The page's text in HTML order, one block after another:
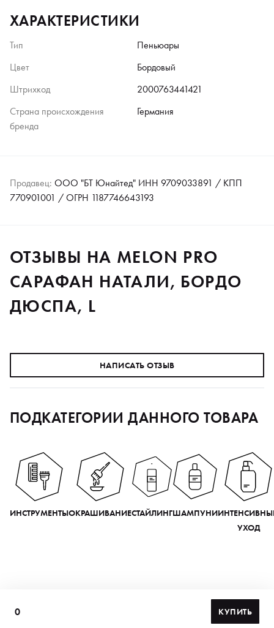
ХАРАКТЕРИСТИКИ
Тип
Пеньюары
Цвет
Бордовый
Штрихкод
2000763441421
Страна происхождения
бренда
Германия
Продавец: ООО "БТ Юнайтед" ИНН 9709033891 / КПП
770901001 / ОГРН 1187746643193
ОТЗЫВЫ НА MELON PRO
САРАФАН НАТАЛИ, БОРДО
ДЮСПА, L
НАПИСАТЬ ОТЗЫВ
ПОДКАТЕГОРИИ ДАННОГО ТОВАРА
ИНСТРУМЕНТЫОКРАШИВАНИЕСТАЙЛИНГШАМПУНИ
УХОД
0 КУПИТЬ